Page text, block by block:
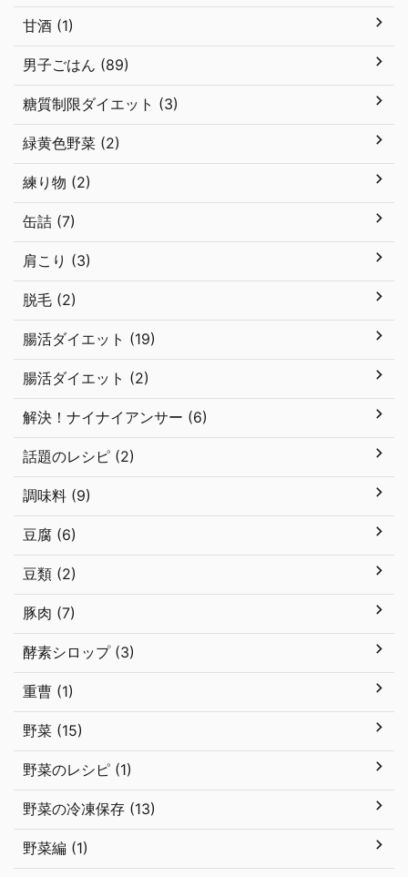
甘酒 (1)
男子ごはん (89)
糖質制限ダイエット (3)
緑黄色野菜 (2)
練り物 (2)
缶詰 (7)
肩こり (3)
脱毛 (2)
腸活ダイエット (19)
腸活ダイエット (2)
解決！ナイナイアンサー (6)
話題のレシピ (2)
調味料 (9)
豆腐 (6)
豆類 (2)
豚肉 (7)
酵素シロップ (3)
重曹 (1)
野菜 (15)
野菜のレシピ (1)
野菜の冷凍保存 (13)
野菜編 (1)